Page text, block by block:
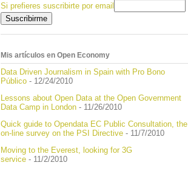
Si prefieres suscribirte por email
Mis artículos en Open Economy
Data Driven Journalism in Spain with Pro Bono
Público - 12/24/2010
Lessons about Open Data at the Open Government
Data Camp in London - 11/26/2010
Quick guide to Opendata EC Public Consultation, the
on-line survey on the PSI Directive - 11/7/2010
Moving to the Everest, looking for 3G
service - 11/2/2010